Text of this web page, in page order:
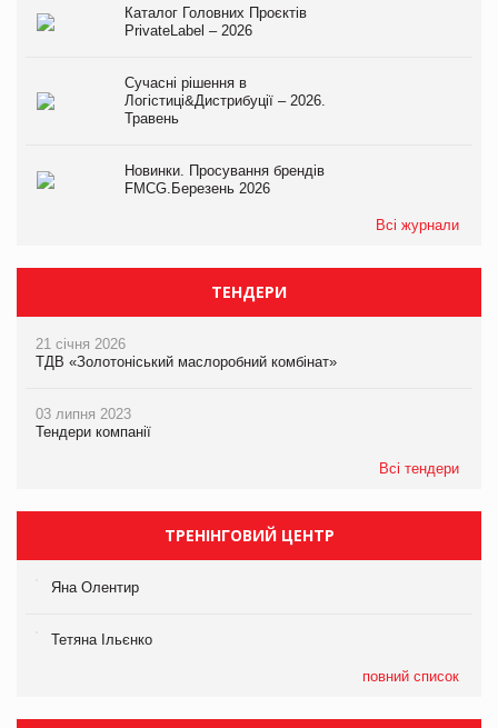
Каталог Головних Проєктів
PrivateLabel – 2026
Сучасні рішення в
Логістиці&Дистрибуції – 2026.
Травень
Новинки. Просування брендів
FMCG.Березень 2026
Всі журнали
ТЕНДЕРИ
21 січня 2026
ТДВ «Золотоніський маслоробний комбінат»
03 липня 2023
Тендери компанії
Всі тендери
ТРЕНІНГОВИЙ ЦЕНТР
Яна Олентир
Тетяна Ільєнко
повний список